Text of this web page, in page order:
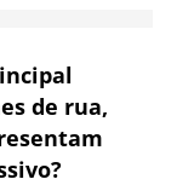
de rua,